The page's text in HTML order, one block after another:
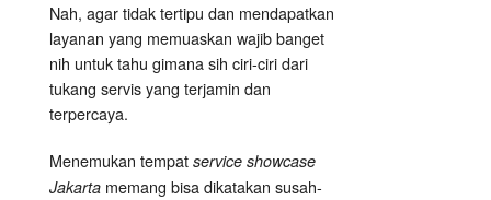
Nah, agar tidak tertipu dan mendapatkan
layanan yang memuaskan wajib banget
nih untuk tahu gimana sih ciri-ciri dari
tukang servis yang terjamin dan
terpercaya.
Menemukan tempat service showcase
Jakarta memang bisa dikatakan susah-